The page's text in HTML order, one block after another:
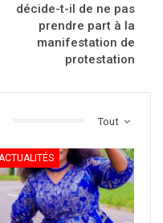
décide-t-il de ne pas
prendre part à la
manifestation de
protestation
Tout